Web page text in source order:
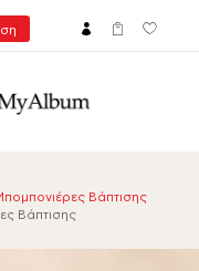
Βάπτισης
Βάπτισης